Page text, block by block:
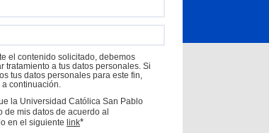
el contenido solicitado, debemos
tratamiento a tus datos personales. Si
tus datos personales para este fin,
continuación.
la Universidad Católica San Pablo
de mis datos de acuerdo al
en el siguiente link*